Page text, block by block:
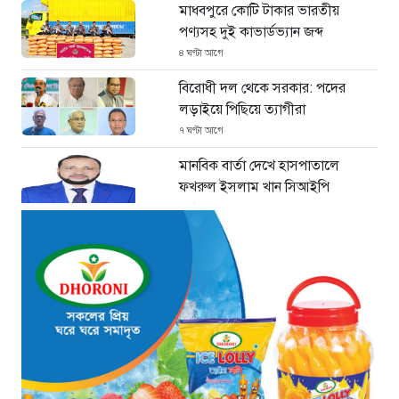
মাধবপুরে কোটি টাকার ভারতীয়
পণ্যসহ দুই কাভার্ডভ্যান জব্দ
৪ ঘণ্টা আগে
বিরোধী দল থেকে সরকার: পদের
লড়াইয়ে পিছিয়ে ত্যাগীরা
৭ ঘণ্টা আগে
মানবিক বার্তা দেখে হাসপাতালে
ফখরুল ইসলাম খান সিআইপি
৯ ঘণ্টা আগে
ছাগলনাইয়ায় চিহ্নিত ডাকাত ‘গুন্ডা
রনি’ গ্রেপ্তার
৯ ঘণ্টা আগে
দৈনিক ৫শ টাকা মজুরীর দাবীতে
বড়লেখায় চা শ্রমিকদের গণবিক্ষোভ
৯ ঘণ্টা আগে